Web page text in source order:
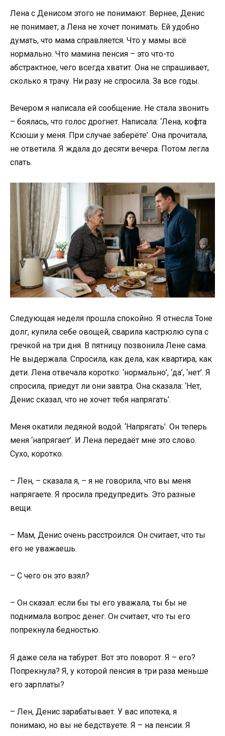
Лена с Денисом этого не понимают. Вернее, Денис
не понимает, а Лена не хочет понимать. Ей удобно
думать, что мама справляется. Что у мамы всё
нормально. Что мамина пенсия – это что-то
абстрактное, чего всегда хватит. Она не спрашивает,
сколько я трачу. Ни разу не спросила. За все годы.
Вечером я написала ей сообщение. Не стала звонить
– боялась, что голос дрогнет. Написала: ‘Лена, кофта
Ксюши у меня. При случае заберёте’. Она прочитала,
не ответила. Я ждала до десяти вечера. Потом легла
спать.
Следующая неделя прошла спокойно. Я отнесла Тоне
долг, купила себе овощей, сварила кастрюлю супа с
гречкой на три дня. В пятницу позвонила Лене сама.
Не выдержала. Спросила, как дела, как квартира, как
дети. Лена отвечала коротко: ‘нормально’, ‘да’, ‘нет’. Я
спросила, приедут ли они завтра. Она сказала: ‘Нет,
Денис сказал, что не хочет тебя напрягать’.
Меня окатили ледяной водой. ‘Напрягать’. Он теперь
меня ‘напрягает’. И Лена передаёт мне это слово.
Сухо, коротко.
– Лен, – сказала я, – я не говорила, что вы меня
напрягаете. Я просила предупредить. Это разные
вещи.
– Мам, Денис очень расстроился. Он считает, что ты
его не уважаешь.
– С чего он это взял?
– Он сказал: если бы ты его уважала, ты бы не
поднимала вопрос денег. Он считает, что ты его
попрекнула бедностью.
Я даже села на табурет. Вот это поворот. Я – его?
Попрекнула? Я, у которой пенсия в три раза меньше
его зарплаты?
– Лен, Денис зарабатывает. У вас ипотека, я
понимаю, но вы не бедствуете. Я – на пенсии. Я